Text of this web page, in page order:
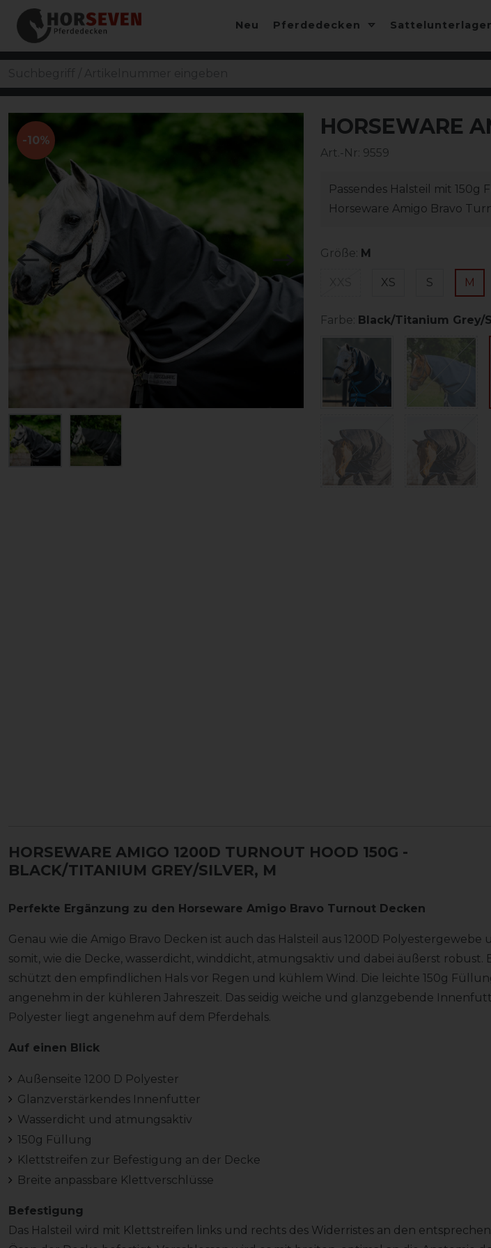
Neu Pferdedecken
-10%
HORSEWARE
Art.-Nr: 9559
Passendes Halsteil mit 150g
Horseware Amigo Bravo
Größe: M
XS S M
Farbe: Black/Titanium Grey/
HORSEWARE AMIGO 1200D TURNOUT HOOD 150G -
BLACK/TITANIUM GREY/SILVER, M
Perfekte Ergänzung zu den Horseware Amigo Bravo Turnout Decken
Genau wie die Amigo Bravo Decken ist auch das Halsteil aus 1200D Polyestergewebe
somit, wie die Decke, wasserdicht, winddicht, atmungsaktiv und dabei äußerst robust.
schützt den empfindlichen Hals vor Regen und kühlem Wind. Die leichte 150g
angenehm in der kühleren Jahreszeit. Das seidig weiche und glanzgebende
Polyester liegt angenehm auf dem Pferdehals.
Auf einen Blick
Außenseite 1200 D Polyester
Glanzverstärkendes Innenfutter
Wasserdicht und atmungsaktiv
150g Füllung
Klettstreifen zur Befestigung an der Decke
Breite anpassbare Klettverschlüsse
Befestigung
Das Halsteil wird mit Klettstreifen links und rechts des Widerristes an den